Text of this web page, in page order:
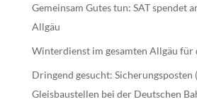
Gemeinsam Gutes tun: SAT spendet
Allgäu
Winterdienst im gesamten Allgäu für
Dringend gesucht: Sicherungsposten
Gleisbaustellen bei der Deutschen